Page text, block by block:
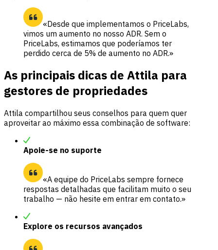
«Desde que implementamos o PriceLabs,
vimos um aumento no nosso ADR. Sem o
PriceLabs, estimamos que poderíamos ter
perdido cerca de 5% de aumento no ADR.»
As principais dicas de Attila para
gestores de propriedades
Attila compartilhou seus conselhos para quem quer
aproveitar ao máximo essa combinação de software:
Apoie-se no suporte
«A equipe do PriceLabs sempre fornece
respostas detalhadas que facilitam muito o seu
trabalho — não hesite em entrar em contato.»
Explore os recursos avançados